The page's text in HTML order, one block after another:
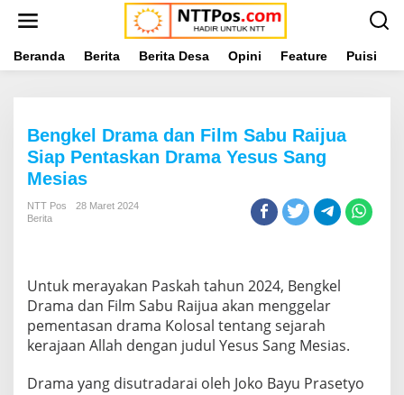
t
Beranda Berita Berita Desa Opini Feature Puisi
Bengkel Drama dan Film Sabu Raijua
Siap Pentaskan Drama Yesus Sang
Mesias
NTT Pos
28 Maret 2024
Berita
Untuk merayakan Paskah tahun 2024, Bengkel
Drama dan Film Sabu Raijua akan menggelar
pementasan drama Kolosal tentang sejarah
kerajaan Allah dengan judul Yesus Sang Mesias.
Drama yang disutradarai oleh Joko Bayu Prasetyo